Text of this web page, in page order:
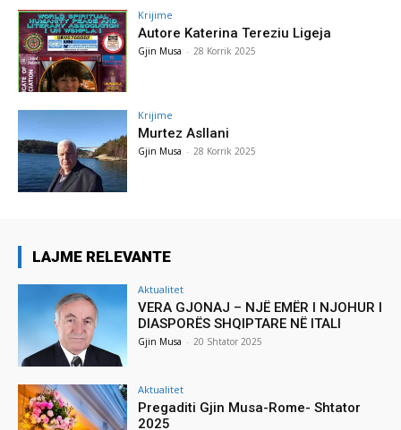
Krijime
Autore Katerina Tereziu Ligeja
Gjin Musa - 28 Korrik 2025
Krijime
Murtez Asllani
Gjin Musa - 28 Korrik 2025
LAJME RELEVANTE
Aktualitet
VERA GJONAJ – NJË EMËR I NJOHUR I
DIASPORËS SHQIPTARE NË ITALI
Gjin Musa - 20 Shtator 2025
Aktualitet
Pregaditi Gjin Musa-Rome- Shtator
2025